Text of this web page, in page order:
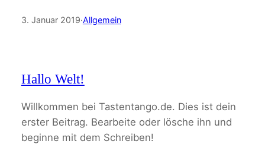
3. Januar 2019·Allgemein
Hallo Welt!
Willkommen bei Tastentango.de. Dies ist dein
erster Beitrag. Bearbeite oder lösche ihn und
beginne mit dem Schreiben!